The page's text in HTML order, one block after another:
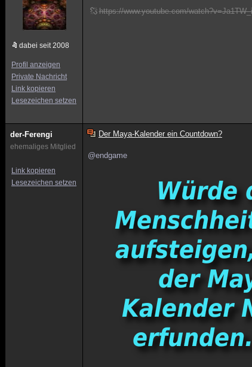
dabei seit 2008
Profil anzeigen
Private Nachricht
Link kopieren
Lesezeichen setzen
https://www.youtube.com/
der-Ferengi
ehemaliges Mitglied
Link kopieren
Lesezeichen setzen
Der Maya-Kalender ein Countdown?
@endgame